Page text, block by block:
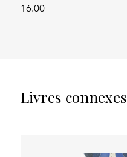
16.00
Livres connexes